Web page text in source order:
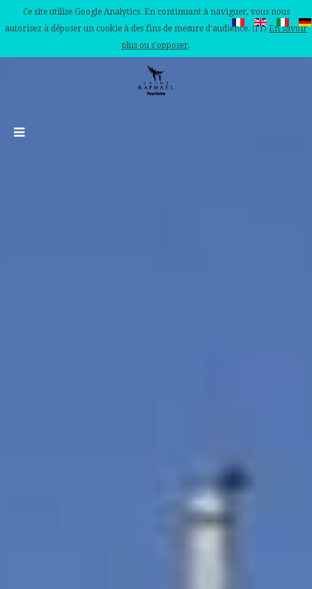
Ce site utilise Google Analytics. En continuant à naviguer, vous nous
autorisez à déposer un cookie à des fins de mesure d'audience. (IT) En savoir
plus ou s'opposer.